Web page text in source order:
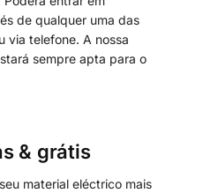
de qualquer uma das
via telefone. A nossa
sempre apta para o
& grátis
material eléctrico mais